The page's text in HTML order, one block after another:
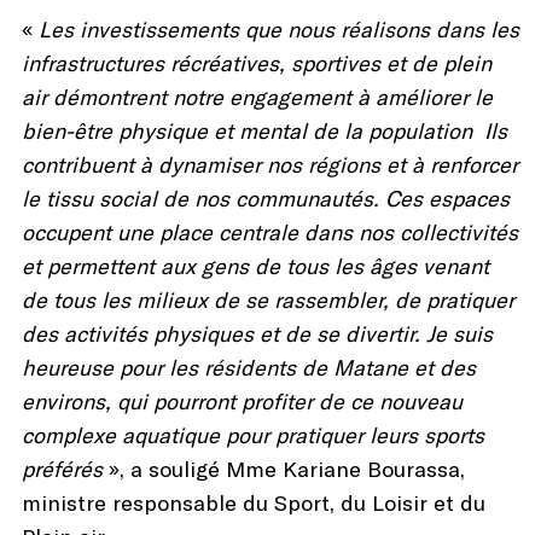
« Les investissements que nous réalisons dans les
infrastructures récréatives, sportives et de plein
air démontrent notre engagement à améliorer le
bien-être physique et mental de la population Ils
contribuent à dynamiser nos régions et à renforcer
le tissu social de nos communautés. Ces espaces
occupent une place centrale dans nos collectivités
et permettent aux gens de tous les âges venant
de tous les milieux de se rassembler, de pratiquer
des activités physiques et de se divertir. Je suis
heureuse pour les résidents de Matane et des
environs, qui pourront profiter de ce nouveau
complexe aquatique pour pratiquer leurs sports
préférés», a souligé Mme Kariane Bourassa,
ministre responsable du Sport, du Loisir et du